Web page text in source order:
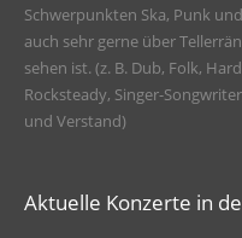
Schwerpunkten Ska, Punk
auch sehr gerne über
sehen ist. (z. B. Dub, Folk,
Rocksteady, Singer-
und Verstand)
Aktuelle Konzerte in